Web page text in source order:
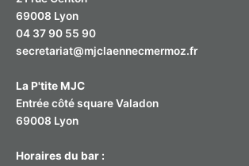
69008 Lyon
04 37 90 55 90
secretariat@mjclaennecmermoz.fr
La P'tite MJC
Entrée côté square Valadon
69008 Lyon
Horaires du bar :